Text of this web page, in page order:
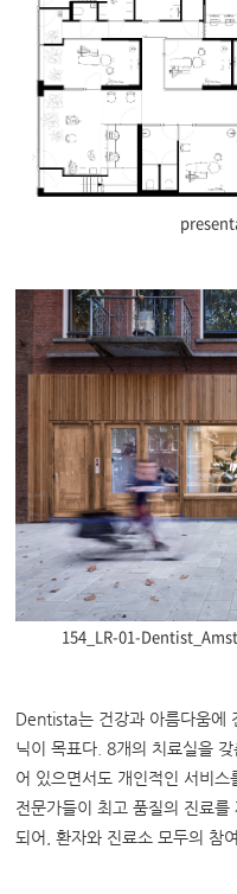
154_LR-01-
Dentista는 건강과 아름다움에
닉이 목표다. 8개의 치료실을
어 있으면서도 개인적인 서비
전문가들이 최고 품질의 진료
되어, 환자와 진료소 모두의 참